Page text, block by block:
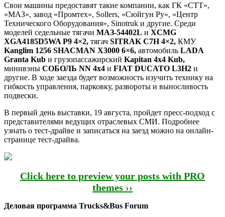
Свои машины предоставят такие компании, как ГК «СТТ»,
«МАЗ», завод «Промтех», Sollers, «Сюйгун Ру», «Центр
Технического Оборудования», Sinotruk и другие. Среди
моделей седельные тягачи МАЗ-54402L и XCMG
XGA4185D5WA P9 4×2, тягач SITRAK C7H 4×2, КМУ
Kanglim 1256 SHACMAN X3000 6×6, автомобиль LADA
Granta Kub и грузопассажирский Kapitan 4х4 Kub,
минивэны СОБОЛЬ NN 4х4 и FIAT DUCATO L3H2 и
другие. В ходе заезда будет возможность изучить технику на
гибкость управления, парковку, развороты и выносливость
подвески.
В первый день выставки, 19 августа, пройдет пресс-подход с
представителями ведущих отраслевых СМИ. Подробнее
узнать о тест-драйве и записаться на заезд можно на онлайн-
странице тест-драйва.
Click here to preview your posts with PRO
themes ››
Деловая программа Trucks&Bus Forum